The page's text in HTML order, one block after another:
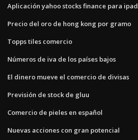
Aplicación yahoo stocks finance para ipad
Precio del oro de hong kong por gramo
Topps tiles comercio
Números de iva de los países bajos
El dinero mueve el comercio de divisas
Previsión de stock de gluu
Comercio de pieles en español
Nuevas acciones con gran potencial